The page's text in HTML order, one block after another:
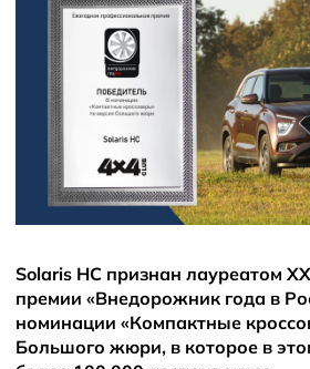
Новости
Solaris HC признан лауреатом
премии «Внедорожник года в
номинации «Компактные
Большого жюри, в которое в